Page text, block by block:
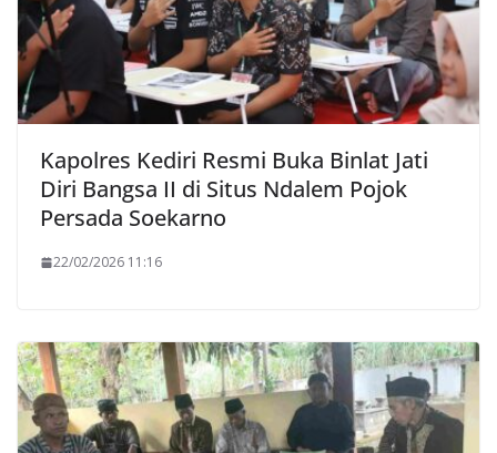
Kapolres Kediri Resmi Buka Binlat Jati
Diri Bangsa II di Situs Ndalem Pojok
Persada Soekarno
22/02/2026 11:16